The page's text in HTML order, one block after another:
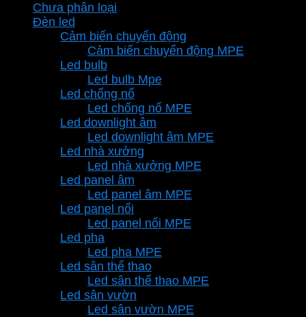
7.160.000 ₫.
Chưa phân loại
Đèn led
Cảm biến chuyển động
Cảm biến chuyển động MPE
Led bulb
Led bulb Mpe
Led chống nổ
Led chống nổ MPE
Led downlight âm
Led downlight âm MPE
Led nhà xưởng
Led nhà xưởng MPE
Led panel âm
Led panel âm MPE
Led panel nổi
Led panel nổi MPE
Led pha
Led pha MPE
Led sân thể thao
Led sân thể thao MPE
Led sân vườn
Led sân vườn MPE